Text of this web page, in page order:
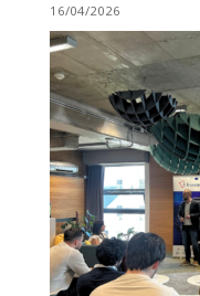
16/04/2026